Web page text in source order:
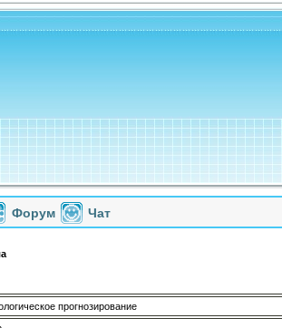
Форум Чат
прогнозирование